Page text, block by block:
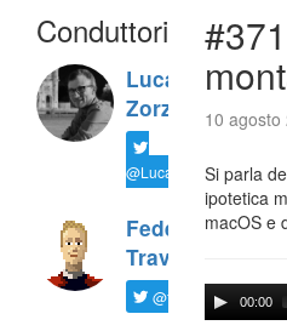
Conduttori
Luca
Zorzi
@LucaTNT
Federico
Travaini
@ftrava
10
Si parla
ipotetica
macOS e
00:00